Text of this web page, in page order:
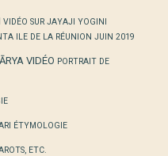
VIDÉO SUR JAYAJI YOGINI
ILE DE LA RÉUNION JUIN 2019
VIDÉO PORTRAIT DE
ÉTYMOLOGIE
ETC.